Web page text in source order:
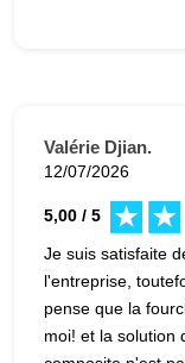
Valérie Djian.
12/07/2026
5,00 / 5
Je suis satisfaite
l'entreprise,
pense que la
moi! et la solution